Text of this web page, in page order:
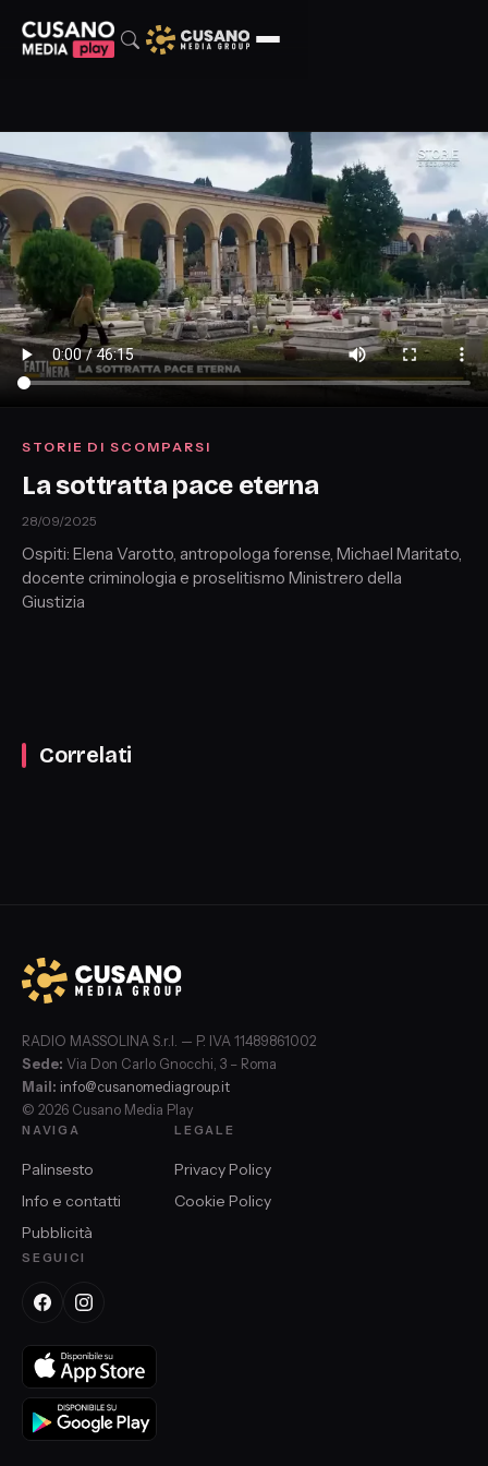
STORIE DI SCOMPARSI
La sottratta pace eterna
28/09/2025
Ospiti: Elena Varotto, antropologa forense, Michael Maritato,
docente criminologia e proselitismo Ministrero della
Giustizia
Correlati
RADIO MASSOLINA S.r.l. — P. IVA 11489861002
Sede: Via Don Carlo Gnocchi, 3 – Roma
Mail: info@cusanomediagroup.it
© 2026 Cusano Media Play
NAVIGA
Palinsesto
Info e contatti
Pubblicità
LEGALE
Privacy Policy
Cookie Policy
SEGUICI